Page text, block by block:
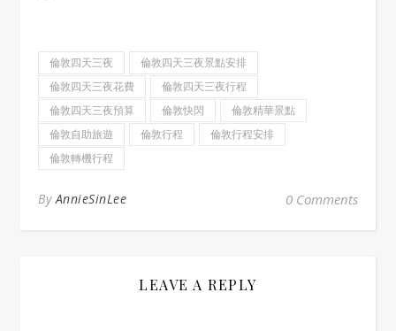
倫敦四天三夜
倫敦四天三夜景點安排
倫敦四天三夜花費
倫敦四天三夜行程
倫敦四天三夜預算
倫敦快閃
倫敦精華景點
倫敦自助旅遊
倫敦行程
倫敦行程安排
倫敦轉機行程
By AnnieSinLee 0 Comments
LEAVE A REPLY